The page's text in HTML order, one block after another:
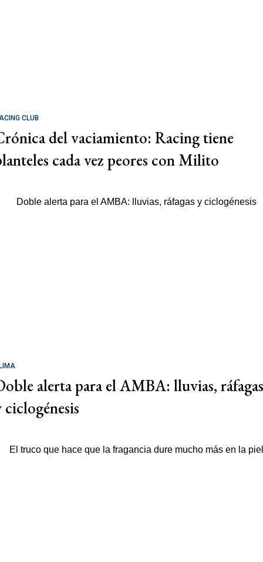
CLUB
del vaciamiento: Racing tiene
cada vez peores con Milito
alerta para el AMBA: lluvias, ráfagas
ciclogénesis